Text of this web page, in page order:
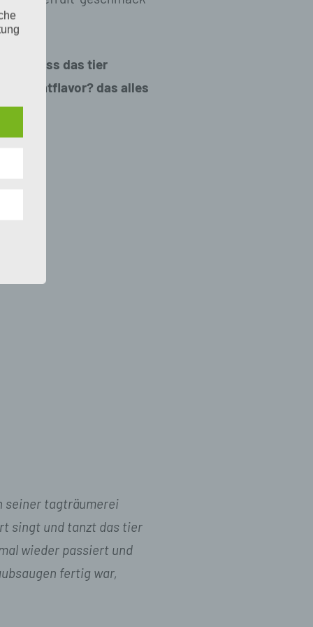
muss das tier
zimtflavor? das alles
seiner tagträumerei
singt und tanzt das tier
wieder passiert und
fertig war,
in